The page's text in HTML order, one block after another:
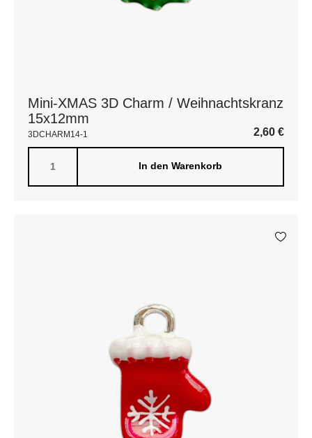
Mini-XMAS 3D Charm / Weihnachtskranz
15x12mm
3DCHARM14-1 2,60 €
In den Warenkorb